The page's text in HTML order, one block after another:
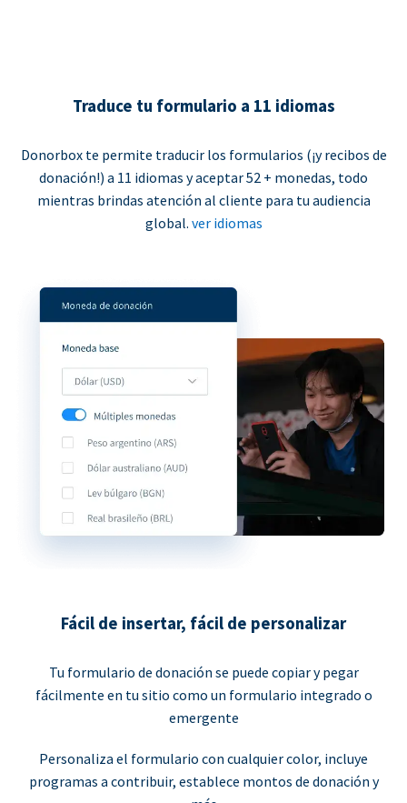
Traduce tu formulario a 11 idiomas
Donorbox te permite traducir los formularios (¡y recibos de
donación!) a 11 idiomas y aceptar 52 + monedas, todo
mientras brindas atención al cliente para tu audiencia
global. ver idiomas
Fácil de insertar, fácil de personalizar
Tu formulario de donación se puede copiar y pegar
fácilmente en tu sitio como un formulario integrado o
emergente
Personaliza el formulario con cualquier color, incluye
programas a contribuir, establece montos de donación y